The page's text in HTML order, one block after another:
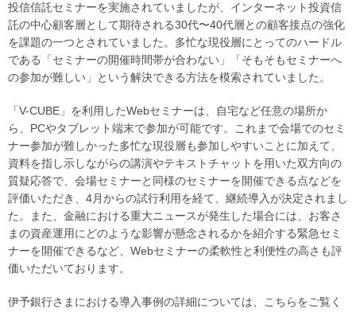
投信信託セミナーを実施されていましたが、インターネット投資信
託の中心顧客層として期待される30代〜40代層との顧客接点の強化
を課題の一つとされていました。多忙な現役層にとってのハードル
である「セミナーの開催時間帯が合わない」「そもそもセミナーへ
の参加が難しい」という解決できる方法を模索されていました。
「V-CUBE」を利用したWebセミナーは、自宅など任意の場所か
ら、PCやタブレット端末で参加が可能です。これまで会場でのセミ
ナー参加が難しかった多忙な現役層も参加しやすいことに加えて、
資料を指し示しながらの講演やテキストチャットを用いた双方向の
質疑応答で、会場セミナーと同様のセミナーを開催できる点などを
評価いただき、4月からの試行利用を経て、継続導入が決定されまし
た。また、金融における重大ニュースが発生した場合には、お客さ
まの資産運用にどのような影響が懸念されるかを紹介する緊急セミ
ナーを開催できるなど、Webセミナーの柔軟性と利便性の高さも評
価いただいております。
伊予銀行さまにおける導入事例の詳細については、こちらをご覧く